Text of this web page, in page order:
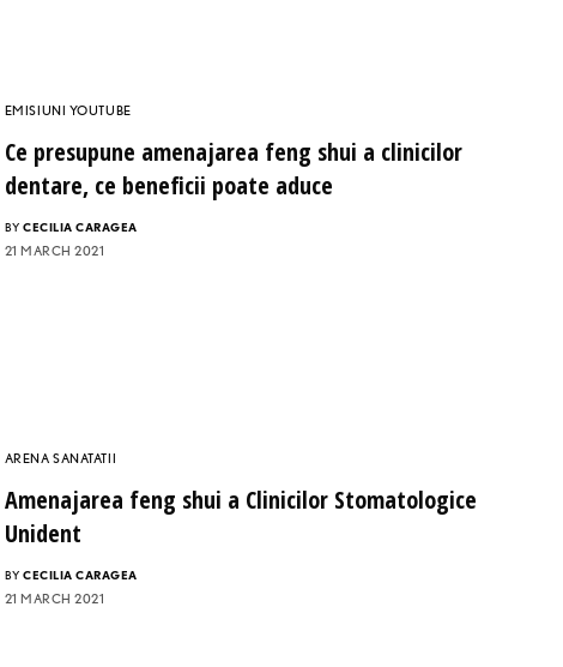
EMISIUNI YOUTUBE
Ce presupune amenajarea feng shui a clinicilor
dentare, ce beneficii poate aduce
BY CECILIA CARAGEA
21 MARCH 2021
ARENA SANATATII
Amenajarea feng shui a Clinicilor Stomatologice
Unident
BY CECILIA CARAGEA
21 MARCH 2021